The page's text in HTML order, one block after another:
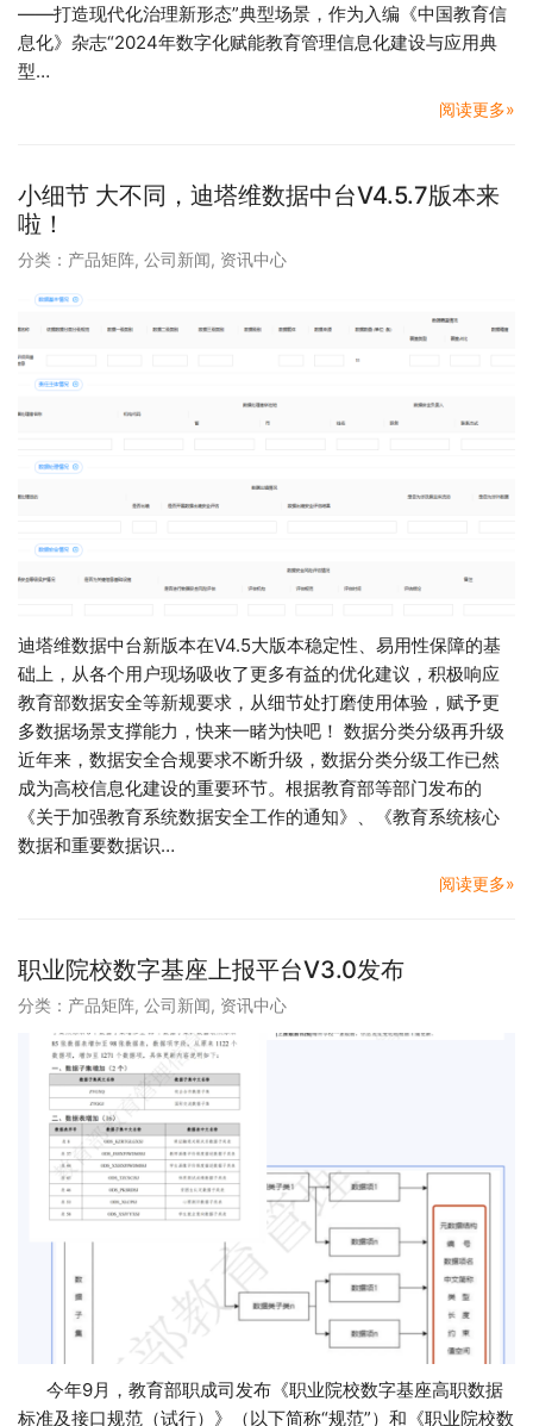
——打造现代化治理新形态”典型场景，作为入编《中国教育信
息化》杂志“2024年数字化赋能教育管理信息化建设与应用典
型…
阅读更多»
小细节 大不同，迪塔维数据中台V4.5.7版本来
啦！
分类： 产品矩阵, 公司新闻, 资讯中心
迪塔维数据中台新版本在V4.5大版本稳定性、易用性保障的基
础上，从各个用户现场吸收了更多有益的优化建议，积极响应
教育部数据安全等新规要求，从细节处打磨使用体验，赋予更
多数据场景支撑能力，快来一睹为快吧！ 数据分类分级再升级
近年来，数据安全合规要求不断升级，数据分类分级工作已然
成为高校信息化建设的重要环节。根据教育部等部门发布的
《关于加强教育系统数据安全工作的通知》、《教育系统核心
数据和重要数据识…
阅读更多»
职业院校数字基座上报平台V3.0发布
分类： 产品矩阵, 公司新闻, 资讯中心
今年9月，教育部职成司发布《职业院校数字基座高职数据
标准及接口规范（试行）》（以下简称“规范”）和《职业院校数